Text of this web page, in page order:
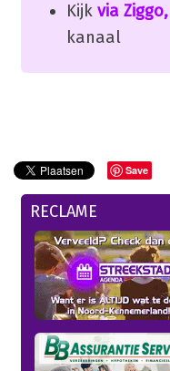
Kijk via
kanaal
Save
RECLAME